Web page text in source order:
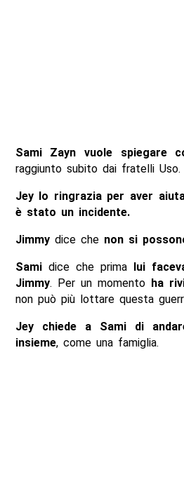
Sami Zayn vuole spiegare
raggiunto subito dai fratelli Uso.
Jey lo ringrazia per aver
è stato un incidente.
Jimmydice che non si
Samidice che prima lui
Jimmy. Per un momento ha
non può più lottare questa
Jey chiede a Sami di
insieme, come una famiglia.